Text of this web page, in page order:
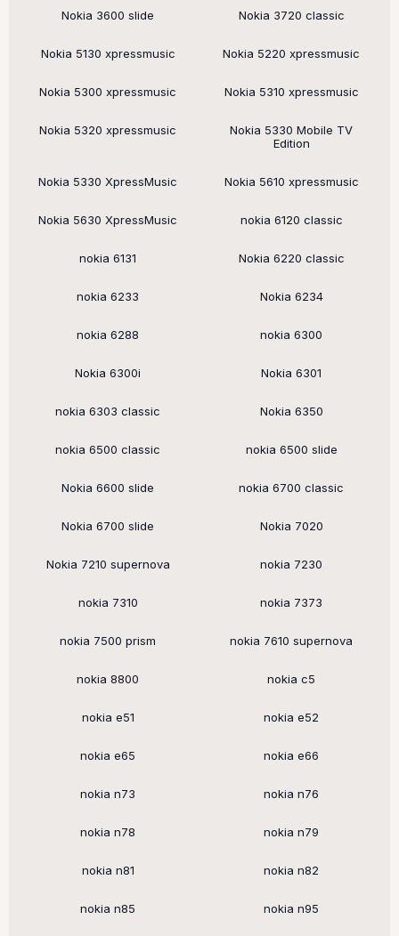
Nokia 3600 slide Nokia 3720 classic
Nokia 5130 xpressmusic Nokia 5220 xpressmusic
Nokia 5300 xpressmusic Nokia 5310 xpressmusic
Nokia 5320 xpressmusic
Nokia 5330 Mobile TV
Edition
Nokia 5330 XpressMusic Nokia 5610 xpressmusic
Nokia 5630 XpressMusic nokia 6120 classic
nokia 6131 Nokia 6220 classic
nokia 6233 Nokia 6234
nokia 6288 nokia 6300
Nokia 6300i Nokia 6301
nokia 6303 classic Nokia 6350
nokia 6500 classic nokia 6500 slide
Nokia 6600 slide nokia 6700 classic
Nokia 6700 slide Nokia 7020
Nokia 7210 supernova nokia 7230
nokia 7310 nokia 7373
nokia 7500 prism nokia 7610 supernova
nokia 8800 nokia c5
nokia e51 nokia e52
nokia e65 nokia e66
nokia n73 nokia n76
nokia n78 nokia n79
nokia n81 nokia n82
nokia n85 nokia n95